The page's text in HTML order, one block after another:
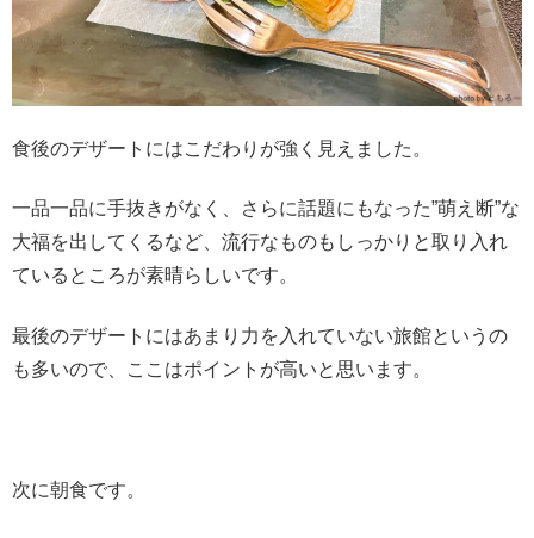
食後のデザートにはこだわりが強く見えました。
一品一品に手抜きがなく、さらに話題にもなった”萌え断”な
大福を出してくるなど、流行なものもしっかりと取り入れ
ているところが素晴らしいです。
最後のデザートにはあまり力を入れていない旅館というの
も多いので、ここはポイントが高いと思います。
次に朝食です。